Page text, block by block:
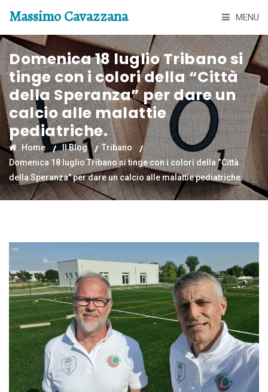
Massimo Cavazzana MENU
Domenica 18 luglio Tribano si
tinge con i colori della “Città
della Speranza” per dare un
calcio alle malattie
pediatriche.
Home Il Blog
Tribano
Domenica 18 luglio Tribano si tinge con i colori della “Città
della Speranza” per dare un calcio alle malattie pediatriche.